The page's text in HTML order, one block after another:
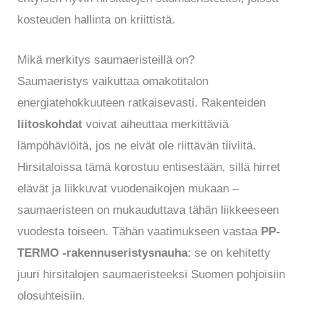
kosteuden hallinta on kriittistä.
Mikä merkitys saumaeristeillä on?
Saumaeristys vaikuttaa omakotitalon
energiatehokkuuteen ratkaisevasti. Rakenteiden
liitoskohdat voivat aiheuttaa merkittäviä
lämpöhäviöitä, jos ne eivät ole riittävän tiiviitä.
Hirsitaloissa tämä korostuu entisestään, sillä hirret
elävät ja liikkuvat vuodenaikojen mukaan –
saumaeristeen on mukauduttava tähän liikkeeseen
vuodesta toiseen. Tähän vaatimukseen vastaa PP-
TERMO -rakennuseristysnauha: se on kehitetty
juuri hirsitalojen saumaeristeeksi Suomen pohjoisiin
olosuhteisiin.